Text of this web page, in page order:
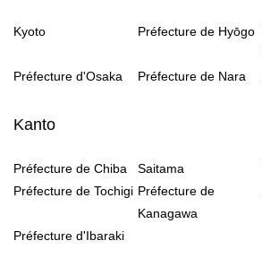
Kyoto Préfecture de Hyōgo
Préfecture d'Osaka
Préfecture de Nara
Kanto
Préfecture de Chiba Saitama
Préfecture de Tochigi Préfecture de
Kanagawa
Préfecture d'Ibaraki